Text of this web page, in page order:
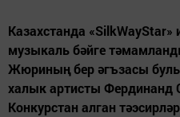
Казахстанда
музыкаль бәйге
Жюриның бер әгъзасы
халык артисты Фердинанд
Конкурстан алган